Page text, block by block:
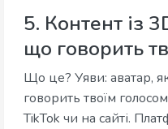
5. Контент із
що говорить
Що це? Уяви: аватар,
говорить твоїм
TikTok чи на сайті.